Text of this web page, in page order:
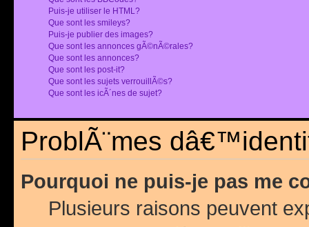
Puis-je utiliser le HTML?
Que sont les smileys?
Puis-je publier des images?
Que sont les annonces gÃ©nÃ©rales?
Que sont les annonces?
Que sont les post-it?
Que sont les sujets verrouillÃ©s?
Que sont les icÃ´nes de sujet?
ProblÃ¨mes
Pourquoi ne puis-je pas me
Plusieurs raisons peuvent